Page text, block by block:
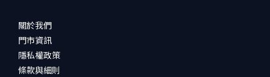
關於我們
門市資訊
隱私權政策
條款與細則